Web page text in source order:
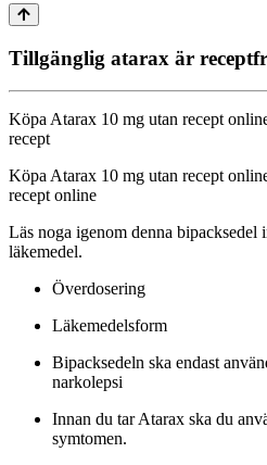
Tillgänglig atarax är
Köpa Atarax 10 mg utan recept
recept
Köpa Atarax 10 mg utan recept
recept online
Läs noga igenom denna bipacksedel
läkemedel.
Överdosering
Läkemedelsform
Bipacksedeln ska endast
narkolepsi
Innan du tar Atarax ska du
symtomen.